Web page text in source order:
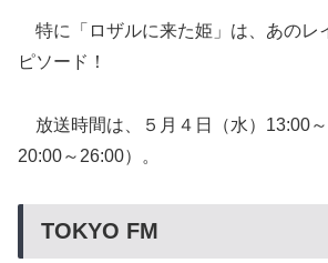
特に「ロザルに来た姫」は、あのレ
ピソード！
放送時間は、５月４日（水）13:00
20:00～26:00）。
TOKYO FM